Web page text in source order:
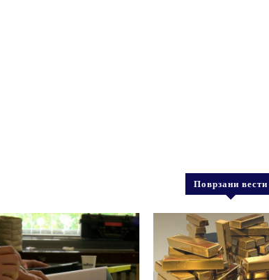
Поврзани вести